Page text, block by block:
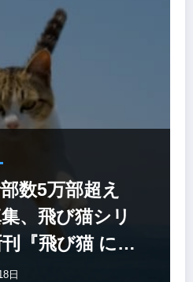
数5万部超え
、飛び猫シリ
『飛び猫 にゃ
日